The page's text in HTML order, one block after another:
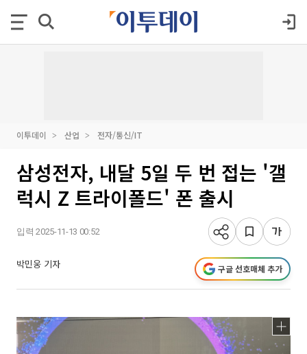
이투데이 산업 전자/통신/IT
삼성전자, 내달 5일 두 번 접는 '갤
럭시 Z 트라이폴드' 폰 출시
입력 2025-11-13 00:52
박민웅 기자 구글 선호매체 추가